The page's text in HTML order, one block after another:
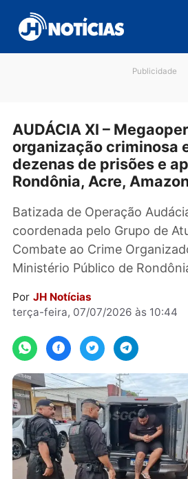
para
conteúdo
AUDÁCIA XI –
organização
dezenas de prisões
Batizada de Operação
coordenada pelo Grupo
Combate ao Crime
Ministério Público de
terça-feira, 07/07/2026 às